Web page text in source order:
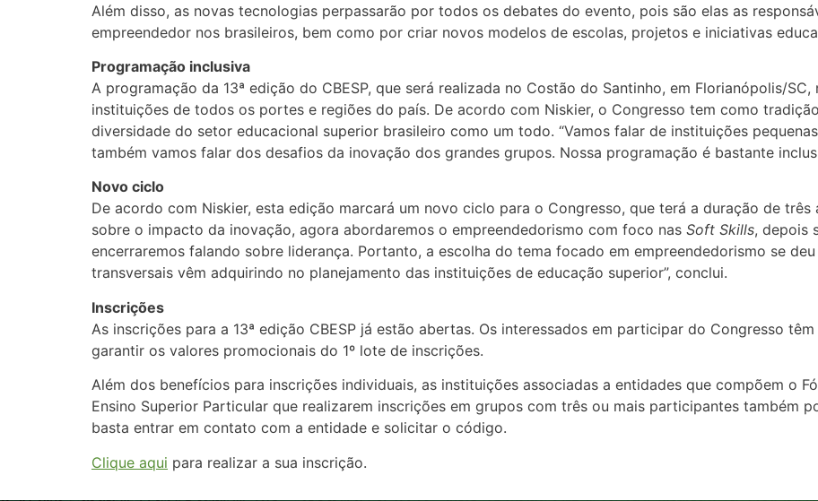
Além disso, as novas tecnologias perpassarão por todos os debates do evento, pois são elas as
empreendedor nos brasileiros, bem como por criar novos modelos de escolas, projetos e iniciativas
Programação inclusiva
A programação da 13ª edição do CBESP, que será realizada no Costão do Santinho, em Florianópolis/
instituições de todos os portes e regiões do país. De acordo com Niskier, o Congresso tem como
diversidade do setor educacional superior brasileiro como um todo. “Vamos falar de instituições
também vamos falar dos desafios da inovação dos grandes grupos. Nossa programação é bastante
Novo ciclo
De acordo com Niskier, esta edição marcará um novo ciclo para o Congresso, que terá a duração de três
sobre o impacto da inovação, agora abordaremos o empreendedorismo com foco nas Soft Skills, depois
encerraremos falando sobre liderança. Portanto, a escolha do tema focado em empreendedorismo se
transversais vêm adquirindo no planejamento das instituições de educação superior”, conclui.
Inscrições
As inscrições para a 13ª edição CBESP já estão abertas. Os interessados em participar do Congresso
garantir os valores promocionais do 1º lote de inscrições.
Além dos benefícios para inscrições individuais, as instituições associadas a entidades que compõem o
Ensino Superior Particular que realizarem inscrições em grupos com três ou mais participantes também
basta entrar em contato com a entidade e solicitar o código.
Clique aqui para realizar a sua inscrição.